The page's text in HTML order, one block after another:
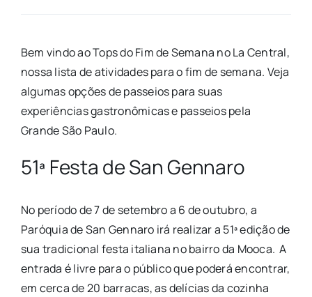
Bem vindo ao Tops do Fim de Semana no La Central,
nossa lista de atividades para o fim de semana. Veja
algumas opções de passeios para suas
experiências gastronômicas e passeios pela
Grande São Paulo.
51ª Festa de San Gennaro
No período de 7 de setembro a 6 de outubro, a
Paróquia de San Gennaro irá realizar a 51ª edição de
sua tradicional festa italiana no bairro da Mooca. A
entrada é livre para o público que poderá encontrar,
em cerca de 20 barracas, as delícias da cozinha